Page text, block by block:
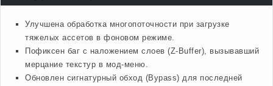
Улучшена обработка многопоточности при загрузке
тяжелых ассетов в фоновом режиме.
Пофиксен баг с наложением слоев (Z-Buffer), вызывавший
мерцание текстур в мод-меню.
Обновлен сигнатурный обход (Bypass) для последней